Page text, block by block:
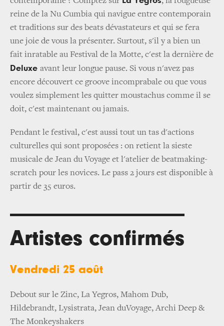
reine de la Nu Cumbia qui navigue entre contemporain
et traditions sur des beats dévastateurs et qui se fera
une joie de vous la présenter. Surtout, s'il y a bien un
fait inratable au Festival de la Motte, c'est la dernière de
Deluxe avant leur longue pause. Si vous n'avez pas
encore découvert ce groove incomprabale ou que vous
voulez simplement les quitter moustachus comme il se
doit, c'est maintenant ou jamais.
Pendant le festival, c'est aussi tout un tas d'actions
culturelles qui sont proposées : on retient la sieste
musicale de Jean du Voyage et l'atelier de beatmaking-
scratch pour les novices. Le pass 2 jours est disponible à
partir de 35 euros.
Artistes confirmés
Vendredi 25 août
Debout sur le Zinc, La Yegros, Mahom Dub,
Hildebrandt, Lysistrata, Jean duVoyage, Archi Deep &
The Monkeyshakers